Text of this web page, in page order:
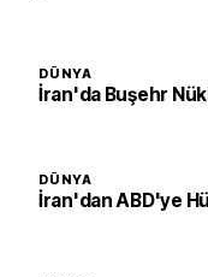
DÜNYA
İran'da Buşehr
DÜNYA
İran'dan ABD'ye